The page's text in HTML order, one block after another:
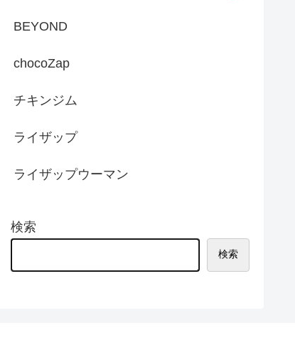
BEYOND
chocoZap
チキンジム
ライザップ
ライザップウーマン
検索
検索